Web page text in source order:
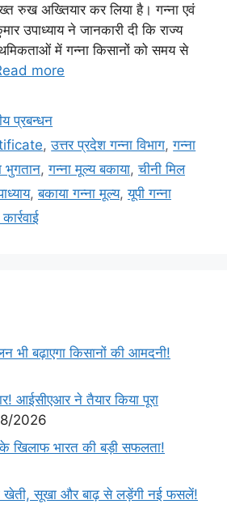
रुख अख्तियार कर लिया है। गन्ना एवं
उपाध्याय ने जानकारी दी कि राज्य
में गन्ना किसानों को समय से
more
प्रबन्धन
,उत्तर प्रदेश गन्ना विभाग,गन्ना
भुगतान,गन्ना मूल्य बकाया,चीनी मिल
,बकाया गन्ना मूल्य,यूपी गन्ना
भी बढ़ाएगा किसानों की आमदनी!
आईसीएआर ने तैयार किया पूरा
2026
खिलाफ भारत की बड़ी सफलता!
खेती, सूखा और बाढ़ से लड़ेंगी नई फसलें!